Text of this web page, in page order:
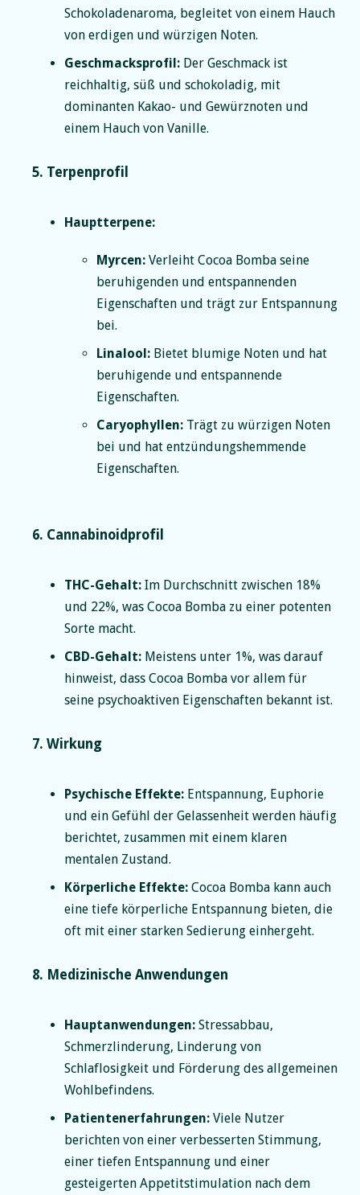
Schokoladenaroma, begleitet von einem Hauch
von erdigen und würzigen Noten.
Geschmacksprofil: Der Geschmack ist
reichhaltig, süß und schokoladig, mit
dominanten Kakao- und Gewürznoten und
einem Hauch von Vanille.
5. Terpenprofil
Hauptterpene:
Myrcen: Verleiht Cocoa Bomba seine
beruhigenden und entspannenden
Eigenschaften und trägt zur Entspannung
bei.
Linalool: Bietet blumige Noten und hat
beruhigende und entspannende
Eigenschaften.
Caryophyllen: Trägt zu würzigen Noten
bei und hat entzündungshemmende
Eigenschaften.
6. Cannabinoidprofil
THC-Gehalt: Im Durchschnitt zwischen 18%
und 22%, was Cocoa Bomba zu einer potenten
Sorte macht.
CBD-Gehalt: Meistens unter 1%, was darauf
hinweist, dass Cocoa Bomba vor allem für
seine psychoaktiven Eigenschaften bekannt ist.
7. Wirkung
Psychische Effekte: Entspannung, Euphorie
und ein Gefühl der Gelassenheit werden häufig
berichtet, zusammen mit einem klaren
mentalen Zustand.
Körperliche Effekte: Cocoa Bomba kann auch
eine tiefe körperliche Entspannung bieten, die
oft mit einer starken Sedierung einhergeht.
8. Medizinische Anwendungen
Hauptanwendungen: Stressabbau,
Schmerzlinderung, Linderung von
Schlaflosigkeit und Förderung des allgemeinen
Wohlbefindens.
Patientenerfahrungen: Viele Nutzer
berichten von einer verbesserten Stimmung,
einer tiefen Entspannung und einer
gesteigerten Appetitstimulation nach dem